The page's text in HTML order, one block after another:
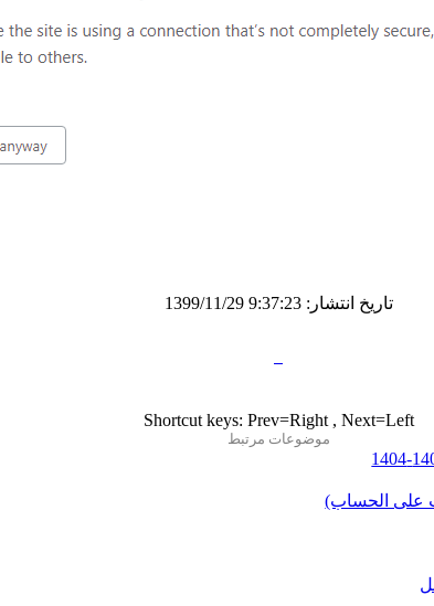
تاریخ انتشار: 9:37:23 1399/11/29
Shortcut keys: Prev=Right , Next=Left
موضوعات مرتبط